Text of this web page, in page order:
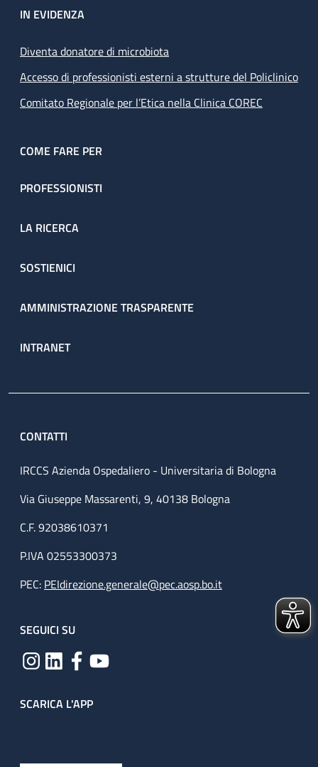
IN EVIDENZA
Diventa donatore di microbiota
Accesso di professionisti esterni a strutture del Policlinico
Comitato Regionale per l’Etica nella Clinica COREC
COME FARE PER
PROFESSIONISTI
LA RICERCA
SOSTIENICI
AMMINISTRAZIONE TRASPARENTE
INTRANET
CONTATTI
IRCCS Azienda Ospedaliero - Universitaria di Bologna
Via Giuseppe Massarenti, 9, 40138 Bologna
C.F. 92038610371
P.IVA 02553300373
PEC: PEIdirezione.generale@pec.aosp.bo.it
SEGUICI SU
SCARICA L'APP